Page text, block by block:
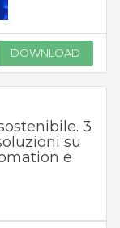
DOWNLOAD
3
su
e